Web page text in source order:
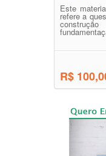
Este
refere a
R$